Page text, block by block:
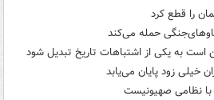
را قطع کرد
است به یکی از اشتباهات تاریخ تبدیل شود
خیلی زود پایان می‌یابد
با نظامی صهیونیست